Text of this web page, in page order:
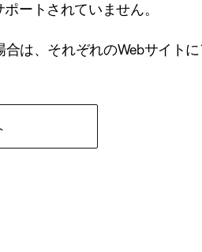
ートされていません。
は、それぞれのWebサイト